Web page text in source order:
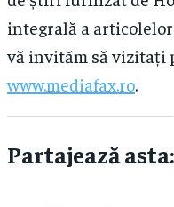
integrală a
vă invităm să vizitați
www.mediafax.ro.
Partajează asta: